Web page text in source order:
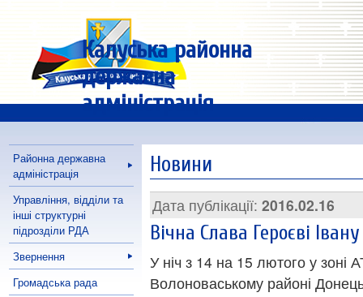
Калуська районна
державна
адміністрація
Районна державна
адміністрація
Управління, відділи та
інші структурні
підрозділи РДА
Звернення
Громадська рада
Новини
Дата публікації: 2016.02.16
Вічна Слава Героєві
У ніч з 14 на 15 лютого у зоні
Волоноваському районі